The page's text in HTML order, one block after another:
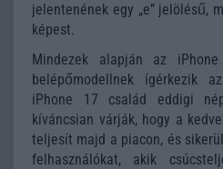
jelentenének egy „e” jelölésű,
képest.
Mindezek alapján az
belépőmodellnek ígérkezik
iPhone 17 család eddigi
kíváncsian várják, hogy a
teljesít majd a piacon, és
felhasználókat, akik